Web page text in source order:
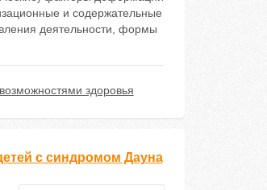
и содержательные
деятельности, формы
здоровья
с синдромом Дауна